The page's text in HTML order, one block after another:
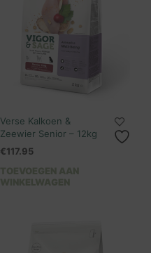
Verse Kalkoen &
Zeewier Senior – 12kg
€117.95
TOEVOEGEN AAN
WINKELWAGEN